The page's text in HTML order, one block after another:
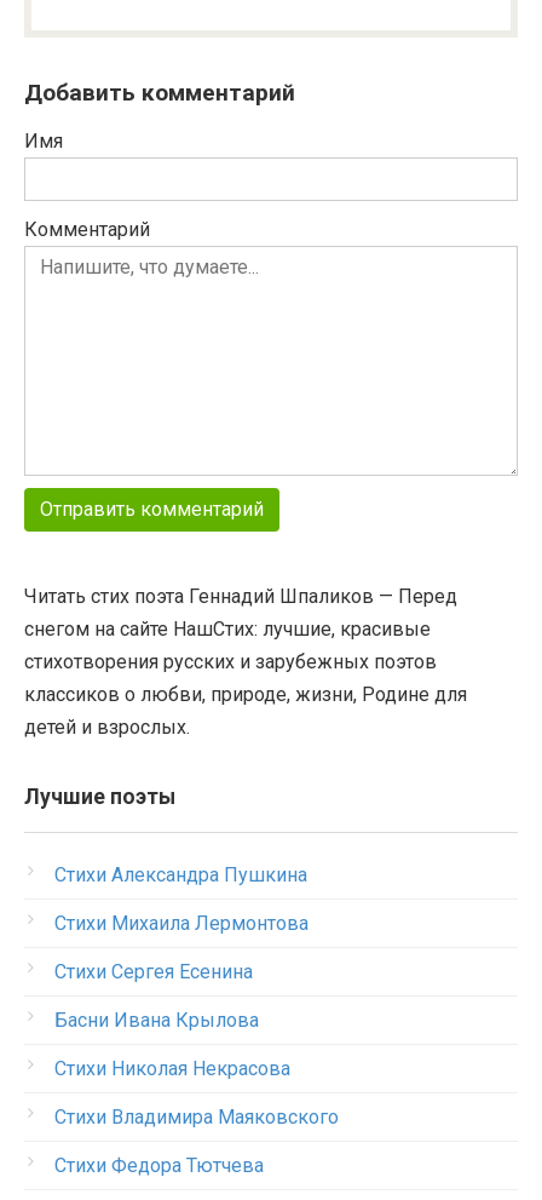
Добавить комментарий
Имя
Комментарий
Читать стих поэта Геннадий Шпаликов — Перед
снегом на сайте НашСтих: лучшие, красивые
стихотворения русских и зарубежных поэтов
классиков о любви, природе, жизни, Родине для
детей и взрослых.
Лучшие поэты
Стихи Александра Пушкина
Стихи Михаила Лермонтова
Стихи Сергея Есенина
Басни Ивана Крылова
Стихи Николая Некрасова
Стихи Владимира Маяковского
Стихи Федора Тютчева